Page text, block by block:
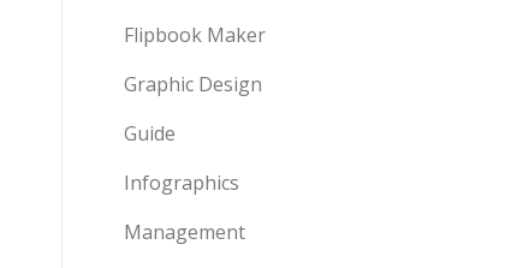
Flipbook Maker
Graphic Design
Guide
Infographics
Management